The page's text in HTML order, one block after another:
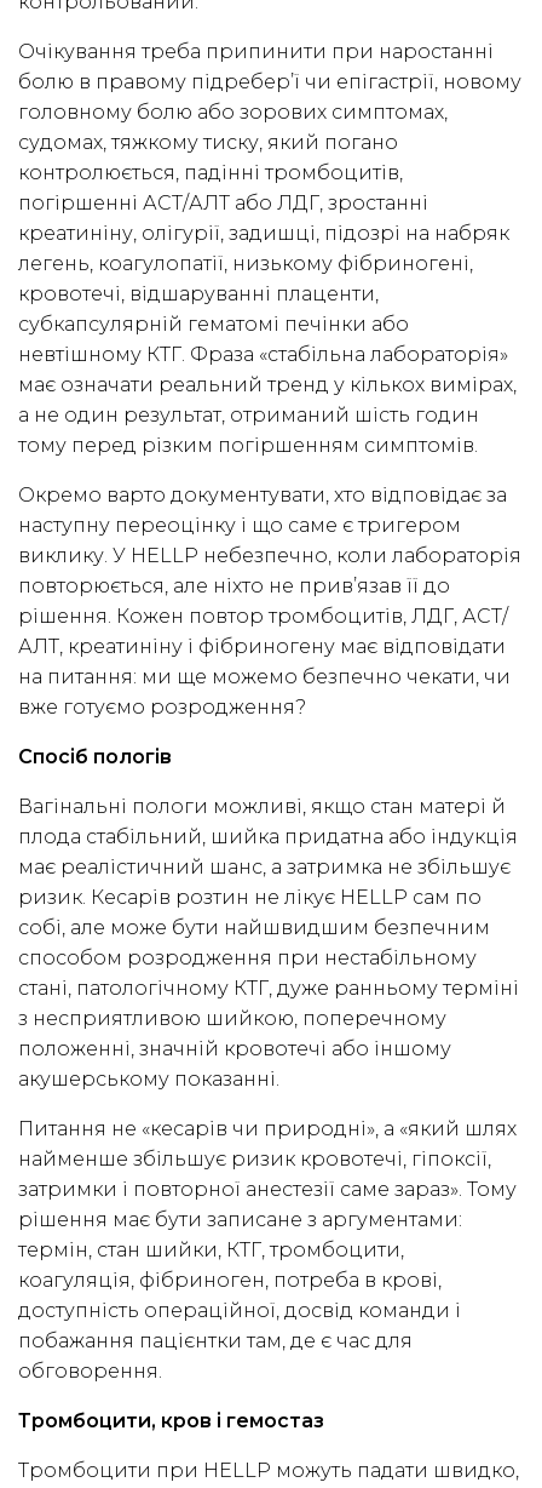
Очікування треба припинити при наростанні
болю в правому підребер’ї чи епігастрії, новому
головному болю або зорових симптомах,
судомах, тяжкому тиску, який погано
контролюється, падінні тромбоцитів,
погіршенні АСТ/АЛТ або ЛДГ, зростанні
креатиніну, олігурії, задишці, підозрі на набряк
легень, коагулопатії, низькому фібриногені,
кровотечі, відшаруванні плаценти,
субкапсулярній гематомі печінки або
невтішному КТГ. Фраза «стабільна лабораторія»
має означати реальний тренд у кількох вимірах,
а не один результат, отриманий шість годин
тому перед різким погіршенням симптомів.
Окремо варто документувати, хто відповідає за
наступну переоцінку і що саме є тригером
виклику. У HELLP небезпечно, коли лабораторія
повторюється, але ніхто не прив’язав її до
рішення. Кожен повтор тромбоцитів, ЛДГ, АСТ/
АЛТ, креатиніну і фібриногену має відповідати
на питання: ми ще можемо безпечно чекати, чи
вже готуємо розродження?
Спосіб пологів
Вагінальні пологи можливі, якщо стан матері й
плода стабільний, шийка придатна або індукція
має реалістичний шанс, а затримка не збільшує
ризик. Кесарів розтин не лікує HELLP сам по
собі, але може бути найшвидшим безпечним
способом розродження при нестабільному
стані, патологічному КТГ, дуже ранньому терміні
з несприятливою шийкою, поперечному
положенні, значній кровотечі або іншому
акушерському показанні.
Питання не «кесарів чи природні», а «який шлях
найменше збільшує ризик кровотечі, гіпоксії,
затримки і повторної анестезії саме зараз». Тому
рішення має бути записане з аргументами:
термін, стан шийки, КТГ, тромбоцити,
коагуляція, фібриноген, потреба в крові,
доступність операційної, досвід команди і
побажання пацієнтки там, де є час для
обговорення.
Тромбоцити, кров і гемостаз
Тромбоцити при HELLP можуть падати швидко,